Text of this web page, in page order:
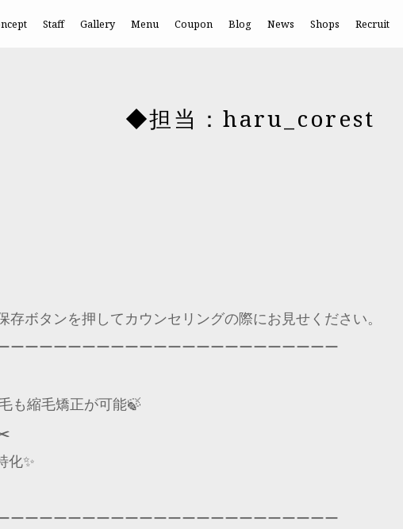
Staff Gallery Menu Coupon Blog News Shops Recruit
◆担当：haru_corest
存ボタンを押してカウンセリングの際にお見せください。
ーーーーーーーーーーーーーーーーーーーーーーー
も縮毛矯正が可能🍃
化✨
ーーーーーーーーーーーーーーーーーーーーーーー